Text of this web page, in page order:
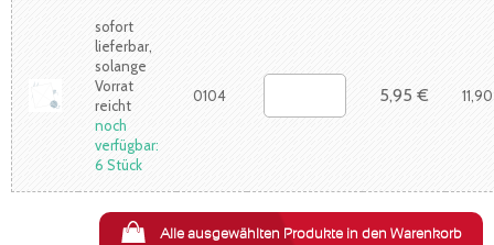
sofort
lieferbar,
solange
Vorrat
reicht
noch
verfügbar:
6 Stück
0104 5,95 €
Alle ausgewählten Produkte in den Warenkorb